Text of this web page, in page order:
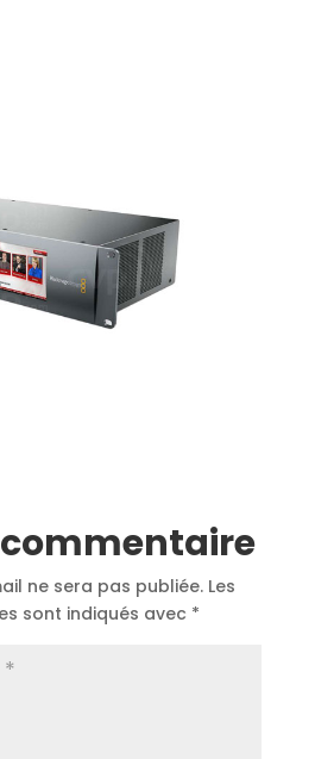
commentaire
ne sera pas publiée. Les
sont indiqués avec *